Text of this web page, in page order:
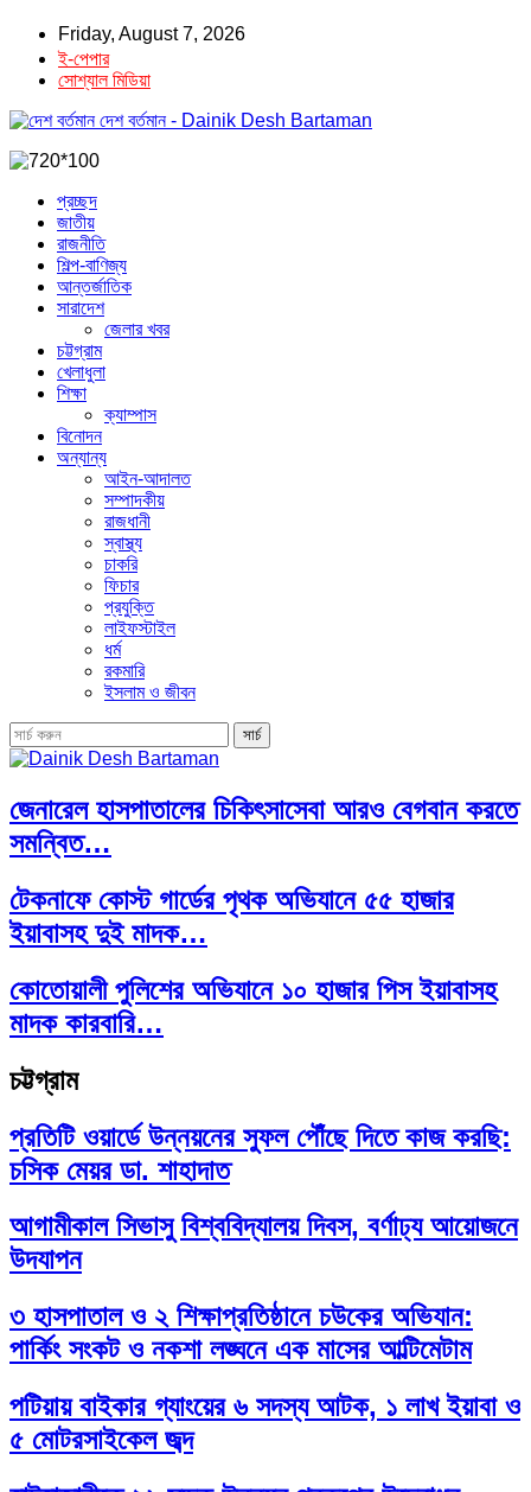
Friday, August 7, 2026
ই-পেপার
সোশ্যাল মিডিয়া
দেশ বর্তমান - Dainik Desh Bartaman
প্রচ্ছদ
জাতীয়
রাজনীতি
শিল্প-বাণিজ্য
আন্তর্জাতিক
সারাদেশ
জেলার খবর
চট্টগ্রাম
খেলাধুলা
শিক্ষা
ক্যাম্পাস
বিনোদন
অন্যান্য
আইন-আদালত
সম্পাদকীয়
রাজধানী
স্বাস্থ্য
চাকরি
ফিচার
প্রযুক্তি
লাইফস্টাইল
ধর্ম
রকমারি
ইসলাম ও জীবন
জেনারেল হাসপাতালের চিকিৎসাসেবা আরও বেগবান করতে
সমন্বিত…
টেকনাফে কোস্ট গার্ডের পৃথক অভিযানে ৫৫ হাজার
ইয়াবাসহ দুই মাদক…
কোতোয়ালী পুলিশের অভিযানে ১০ হাজার পিস ইয়াবাসহ
মাদক কারবারি…
চট্টগ্রাম
প্রতিটি ওয়ার্ডে উন্নয়নের সুফল পৌঁছে দিতে কাজ করছি:
চসিক মেয়র ডা. শাহাদাত
আগামীকাল সিভাসু বিশ্ববিদ্যালয় দিবস, বর্ণাঢ্য আয়োজনে
উদযাপন
৩ হাসপাতাল ও ২ শিক্ষাপ্রতিষ্ঠানে চউকের অভিযান:
পার্কিং সংকট ও নকশা লঙ্ঘনে এক মাসের আল্টিমেটাম
পটিয়ায় বাইকার গ্যাংয়ের ৬ সদস্য আটক, ১ লাখ ইয়াবা ও
৫ মোটরসাইকেল জব্দ